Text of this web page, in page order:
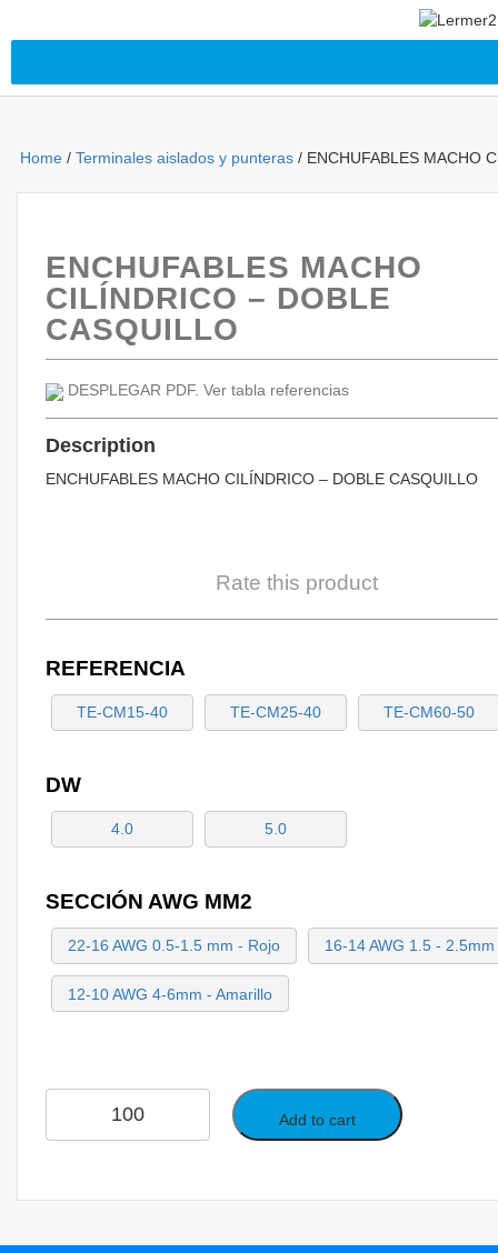
Home / Terminales aislados y punteras / ENCHUFABLES MACHO
ENCHUFABLES MACHO
CILÍNDRICO – DOBLE
CASQUILLO
DESPLEGAR PDF. Ver tabla referencias
Description
ENCHUFABLES MACHO CILÍNDRICO – DOBLE CASQUILLO
Rate this product
REFERENCIA
TE-CM15-40 TE-CM25-40 TE-CM60-50
DW
4.0 5.0
SECCIÓN AWG MM2
22-16 AWG 0.5-1.5 mm - Rojo 16-14 AWG 1.5 - 2.5mm
12-10 AWG 4-6mm - Amarillo
Add to cart